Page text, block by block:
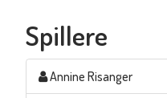
Spillere
Annine Risanger